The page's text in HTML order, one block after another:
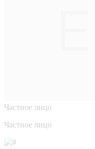
Частное лицо
Частное лицо